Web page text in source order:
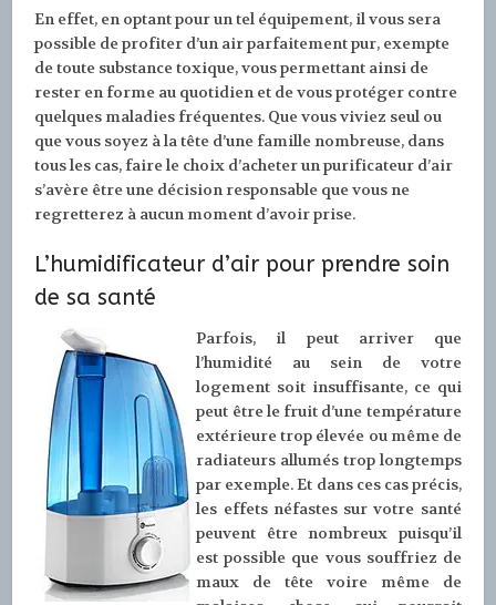
En effet, en optant pour un tel équipement, il vous sera
possible de profiter d’un air parfaitement pur, exempte
de toute substance toxique, vous permettant ainsi de
rester en forme au quotidien et de vous protéger contre
quelques maladies fréquentes. Que vous viviez seul ou
que vous soyez à la tête d’une famille nombreuse, dans
tous les cas, faire le choix d’acheter un purificateur d’air
s’avère être une décision responsable que vous ne
regretterez à aucun moment d’avoir prise.
L’humidificateur d’air pour prendre soin
de sa santé
Parfois, il peut arriver que
l’humidité au sein de votre
logement soit insuffisante, ce qui
peut être le fruit d’une température
extérieure trop élevée ou même de
radiateurs allumés trop longtemps
par exemple. Et dans ces cas précis,
les effets néfastes sur votre santé
peuvent être nombreux puisqu’il
est possible que vous souffriez de
maux de tête voire même de